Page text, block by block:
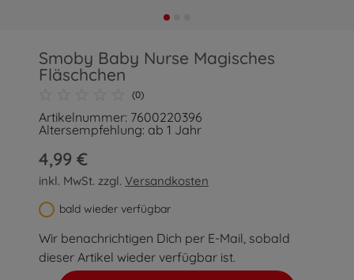
Smoby Baby Nurse Magisches
Fläschchen
(0)
Artikelnummer: 7600220396
Altersempfehlung: ab 1 Jahr
4,99 €
inkl. MwSt. zzgl.Versandkosten
bald wieder verfügbar
Wir benachrichtigen Dich per E-Mail, sobald
dieser Artikel wieder verfügbar ist.